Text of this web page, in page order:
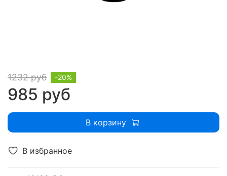
В избранное
1232 руб
985 руб
-20%
В корзину